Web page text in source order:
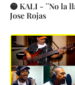
🟡 KALI - ¨No la
Jose Rojas